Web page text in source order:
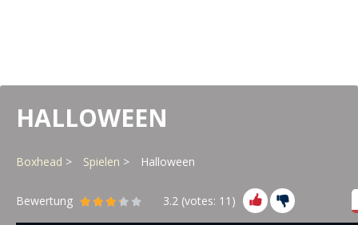
HALLOWEEN
Boxhead Spielen Halloween
Bewertung 3.2 (votes: 11 )